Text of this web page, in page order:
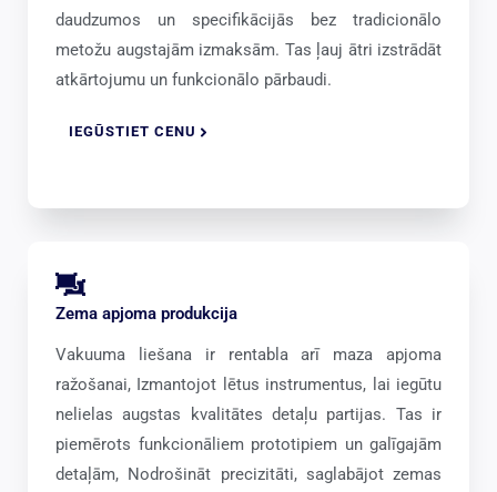
daudzumos un specifikācijās bez tradicionālo
metožu augstajām izmaksām. Tas ļauj ātri izstrādāt
atkārtojumu un funkcionālo pārbaudi.
IEGŪSTIET CENU
Zema apjoma produkcija
Vakuuma liešana ir rentabla arī maza apjoma
ražošanai, Izmantojot lētus instrumentus, lai iegūtu
nelielas augstas kvalitātes detaļu partijas. Tas ir
piemērots funkcionāliem prototipiem un galīgajām
detaļām, Nodrošināt precizitāti, saglabājot zemas